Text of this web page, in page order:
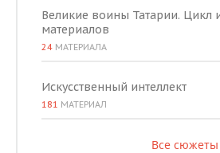
Великие воины Татарии. Цикл
материалов
24 МАТЕРИАЛА
Искусственный интеллект
181 МАТЕРИАЛ
Все сюжеты